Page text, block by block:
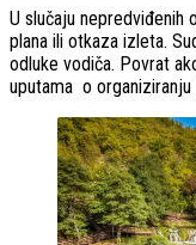
U slučaju nepredviđenih
plana ili otkaza izleta.
odluke vodiča. Povrat
uputama o